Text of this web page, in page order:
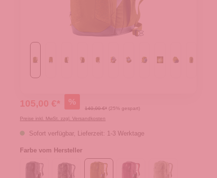
105,00 €* %
140,00 €* (25% gespart)
Preise inkl. MwSt. zzgl. Versandkosten
Sofort verfügbar, Lieferzeit: 1-3 Werktage
Farbe vom Hersteller